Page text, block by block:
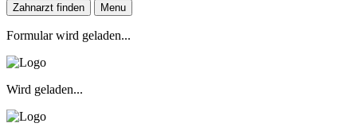
Zahnarzt finden
Menu
Formular wird geladen...
Wird geladen...